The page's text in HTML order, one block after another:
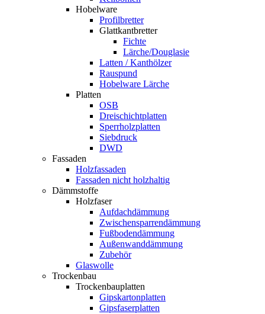
Hobelware
Profilbretter
Glattkantbretter
Fichte
Lärche/Douglasie
Latten / Kanthölzer
Rauspund
Hobelware Lärche
Platten
OSB
Dreischichtplatten
Sperrholzplatten
Siebdruck
DWD
Fassaden
Holzfassaden
Fassaden nicht holzhaltig
Dämmstoffe
Holzfaser
Aufdachdämmung
Zwischensparrendämmung
Fußbodendämmung
Außenwanddämmung
Zubehör
Glaswolle
Trockenbau
Trockenbauplatten
Gipskartonplatten
Gipsfaserplatten